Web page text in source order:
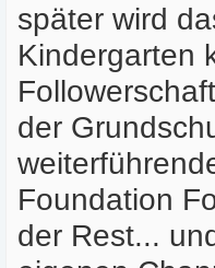
später wird
Kindergarten
der
Foundation
der Rest...